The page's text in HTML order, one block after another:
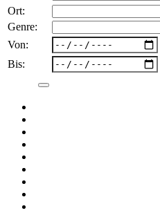
Ort:
Genre:
Von:
Bis: